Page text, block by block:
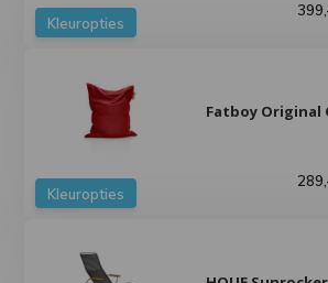
Kleuropties
Kleuropties
Fatboy